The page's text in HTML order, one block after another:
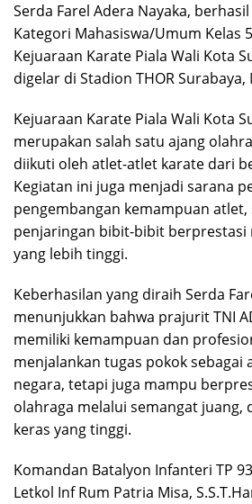
Serda Farel Adera Nayaka,
Kategori Mahasiswa/Umum Kelas
Kejuaraan Karate Piala Wali Kota
digelar di Stadion THOR
Kejuaraan Karate Piala Wali Kota
merupakan salah satu ajang
diikuti oleh atlet-atlet karate dari
Kegiatan ini juga menjadi sarana
pengembangan kemampuan atlet,
penjaringan bibit-bibit berprestasi
yang lebih tinggi.
Keberhasilan yang diraih Serda
menunjukkan bahwa prajurit TNI
memiliki kemampuan dan
menjalankan tugas pokok sebagai
negara, tetapi juga mampu
olahraga melalui semangat juang,
keras yang tinggi.
Komandan Batalyon Infanteri TP
Letkol Inf Rum Patria Misa,